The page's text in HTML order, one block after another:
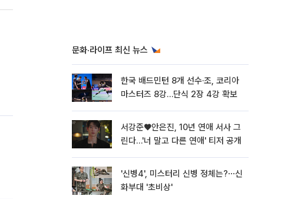
문화·라이프 최신 뉴스
한국 배드민턴 8개 선수·조, 코리아
마스터즈 8강…단식 2장 4강 확보
서강준♥안은진, 10년 연애 서사 그
린다…'너 말고 다른 연애' 티저 공개
'신병4', 미스터리 신병 정체는?⋯신
화부대 '초비상'